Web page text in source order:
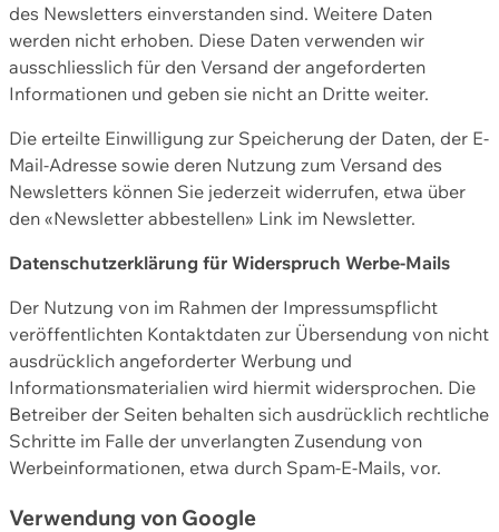
des Newsletters einverstanden sind. Weitere Daten
werden nicht erhoben. Diese Daten verwenden wir
ausschliesslich für den Versand der angeforderten
Informationen und geben sie nicht an Dritte weiter.
Die erteilte Einwilligung zur Speicherung der Daten, der E-
Mail-Adresse sowie deren Nutzung zum Versand des
Newsletters können Sie jederzeit widerrufen, etwa über
den «Newsletter abbestellen» Link im Newsletter.
Datenschutzerklärung für Widerspruch Werbe-Mails
Der Nutzung von im Rahmen der Impressumspflicht
veröffentlichten Kontaktdaten zur Übersendung von nicht
ausdrücklich angeforderter Werbung und
Informationsmaterialien wird hiermit widersprochen. Die
Betreiber der Seiten behalten sich ausdrücklich rechtliche
Schritte im Falle der unverlangten Zusendung von
Werbeinformationen, etwa durch Spam-E-Mails, vor.
Verwendung von Google